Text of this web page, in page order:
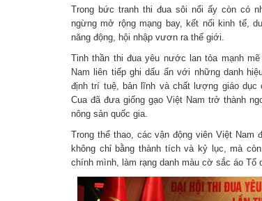
Trong bức tranh thi đua sôi nổi ấy còn có
ngừng mở rộng mạng bay, kết nối kinh tế,
năng động, hội nhập vươn ra thế giới.
Tinh thần thi đua yêu nước lan tỏa mạnh
Nam liên tiếp ghi dấu ấn với những danh
định trí tuệ, bản lĩnh và chất lượng giáo
Cua đã đưa giống gạo Việt Nam trở thành
nông sản quốc gia.
Trong thể thao, các vận động viên Việt
không chỉ bằng thành tích và kỷ lục, mà
chính mình, làm rạng danh màu cờ sắc áo Tổ